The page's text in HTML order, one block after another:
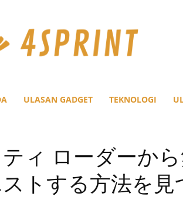
ULASAN GADGET TEKNOLOGI
ィ ローダーか
トする方法を見